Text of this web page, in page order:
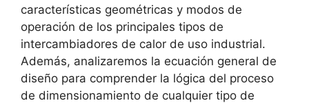
características geométricas y modos de
operación de los principales tipos de
intercambiadores de calor de uso industrial.
Además, analizaremos la ecuación general de
diseño para comprender la lógica del proceso
de dimensionamiento de cualquier tipo de